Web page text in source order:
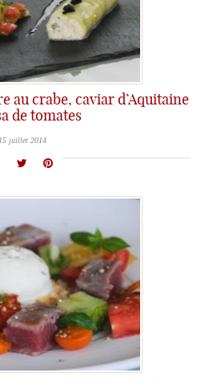
au crabe, caviar d’Aquitaine
de tomates
15 juillet 2014